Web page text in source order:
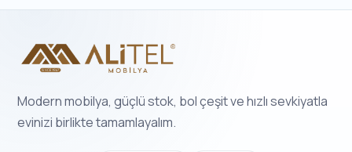
Modern mobilya, güçlü stok, bol çeşit ve hızlı sevkiyatla
evinizi birlikte tamamlayalım.